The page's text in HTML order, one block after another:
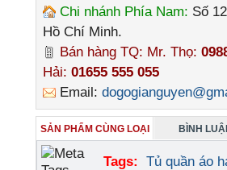
Chi nhánh Phía Nam: Số
Hồ Chí Minh.
Bán hàng TQ: Mr. Thọ:
Hải: 01655 555 055
Email:
SẢN PHẨM CÙNG LOẠI BÌNH
Tags: Tủ quần áo